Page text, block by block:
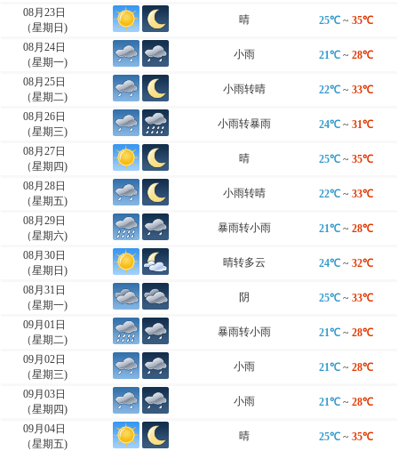
08月23日
（星期日)
晴 25℃ ~ 35℃
08月24日
（星期一)
小雨 21℃ ~ 28℃
08月25日
（星期二)
小雨转晴 22℃ ~ 33℃
08月26日
（星期三)
小雨转暴雨 24℃ ~ 31℃
08月27日
（星期四)
晴 25℃ ~ 35℃
08月28日
（星期五)
小雨转晴 22℃ ~ 33℃
08月29日
（星期六)
暴雨转小雨 21℃ ~ 28℃
08月30日
（星期日)
晴转多云 24℃ ~ 32℃
08月31日
（星期一)
阴 25℃ ~ 33℃
09月01日
（星期二)
暴雨转小雨 21℃ ~ 28℃
09月02日
（星期三)
小雨 21℃ ~ 28℃
09月03日
（星期四)
小雨 21℃ ~ 28℃
09月04日
（星期五)
晴 25℃ ~ 35℃